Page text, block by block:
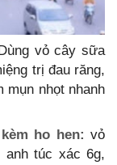
vỏ cây sữa
trị đau răng,
mụn nhọt nhanh
ho hen: vỏ
túc xác 6g,